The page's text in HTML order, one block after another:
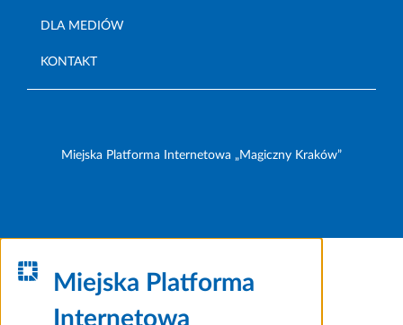
DLA MEDIÓW
KONTAKT
Miejska Platforma Internetowa „Magiczny Kraków”
Miejska Platforma
Internetowa